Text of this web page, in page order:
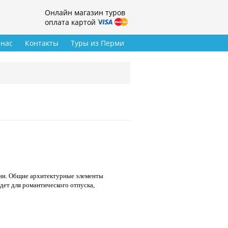
Онлайн магазин туров
оплата картой
Туры из Перми
Контакты
Общие архитектурные элементы
для романтического отпуска,